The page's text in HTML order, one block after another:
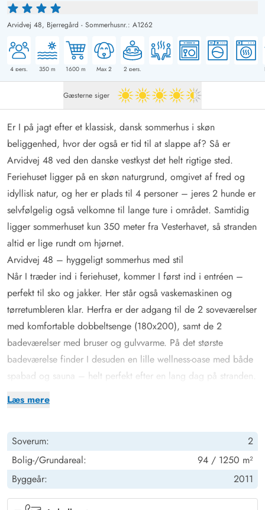
Arvidvej 48, Bjerregård - Sommerhusnr.: A1262
4 pers. 350 m 1600 m Max 2 2 pers.
Gæsterne siger 4.5 ud af 5
Læs mere
Er I på jagt efter et klassisk, dansk sommerhus i skøn
beliggenhed, hvor der også er tid til at slappe af? Så er
Arvidvej 48 ved den danske vestkyst det helt rigtige sted.
Feriehuset ligger på en skøn naturgrund, omgivet af fred og
idyllisk natur, og her er plads til 4 personer – jeres 2 hunde er
selvfølgelig også velkomne til lange ture i området. Samtidig
ligger sommerhuset kun 350 meter fra Vesterhavet, så stranden
altid er lige rundt om hjørnet.
Arvidvej 48 – hyggeligt sommerhus med stil
Når I træder ind i feriehuset, kommer I først ind i entréen –
perfekt til sko og jakker. Her står også vaskemaskinen og
tørretumbleren klar. Herfra er der adgang til de 2 soveværelser
med komfortable dobbeltsenge (180x200), samt de 2
badeværelser med bruser og gulvvarme. På det største
badeværelse finder I desuden en lille wellness-oase med både
spabad og sauna – helt perfekt efter en lang dag på stranden.
Hjertet i sommerhuset er den åbne stue med pejs. Pejsen står
varme.
Køkkenet er åbent og godt udstyret, så I kan lave mad
sammen. Spisebordet er stort nok til hyggelige måltider og
spil-aftener. Og opvasken? Den klarer opvaskemaskinen.
Soverum:
2
Bolig-/Grundareal:
94 / 1250 m²
Byggeår:
2011